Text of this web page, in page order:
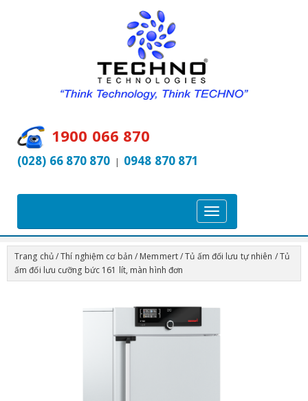
1900 066 870
(028) 66 870 870 | 0948 870 871
T
o
g
l
a
Trang chủ/Thí nghiệm cơ bản / Memmert/Tủ ấm đối lưu tự nhiên / Tủ
ấm đối lưu cưỡng bức 161 lít, màn hình đơn